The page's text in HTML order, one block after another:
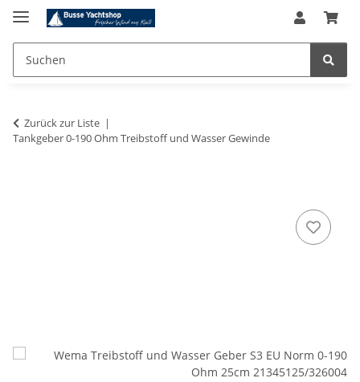
Zurück zur Liste
Tankgeber 0-190 Ohm Treibstoff und Wasser Gewinde